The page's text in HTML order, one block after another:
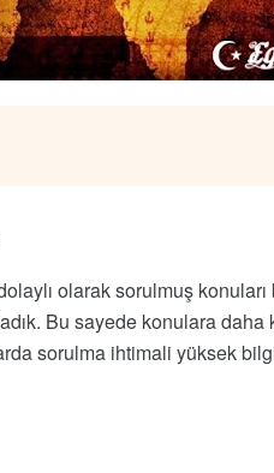
olarak sorulmuş
Bu sayede konulara daha
sorulma ihtimali yüksek